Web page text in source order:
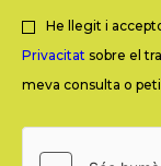
He llegit i
Privacitat sobre el
meva consulta o